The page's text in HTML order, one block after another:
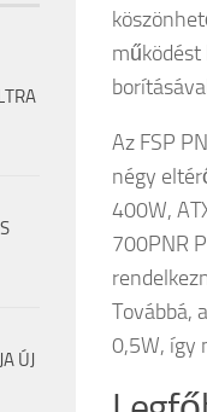
működést
Az FSP
négy
400W,
700PNR
Továbbá,
0,5W, így
ÚJ